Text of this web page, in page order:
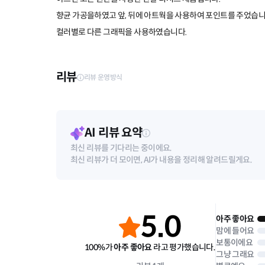
향균 가공을하였고 앞, 뒤에 아트웍을 사용하여 포인트를 주었습
컬러별로 다른 그래픽을 사용하였습니다.